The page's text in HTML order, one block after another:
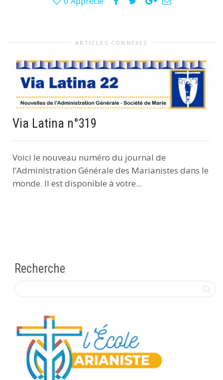
ARTICLES CONNEXES
Via Latina n°319
Voici le nouveau numéro du journal de
l’Administration Générale des Marianistes dans le
monde. Il est disponible à votre...
Recherche